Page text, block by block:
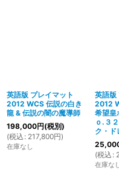
英語版 プレイマット
2012 WCS 伝説の白き
龍 & 伝説の闇の魔導師
198,000円(税別)
(税込 : 217,800円)
在庫なし
英語版
2012
希望皇
ｏ.３
ク・ド
(税込 :
在庫な